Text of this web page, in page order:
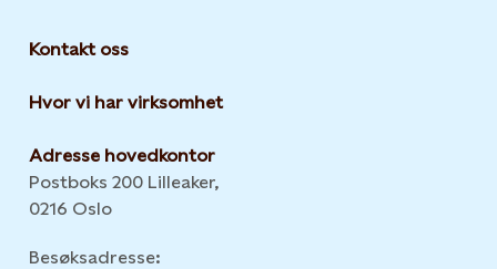
Kontakt oss
Hvor vi har virksomhet
Adresse hovedkontor
Postboks 200 Lilleaker,
0216 Oslo
Besøksadresse: